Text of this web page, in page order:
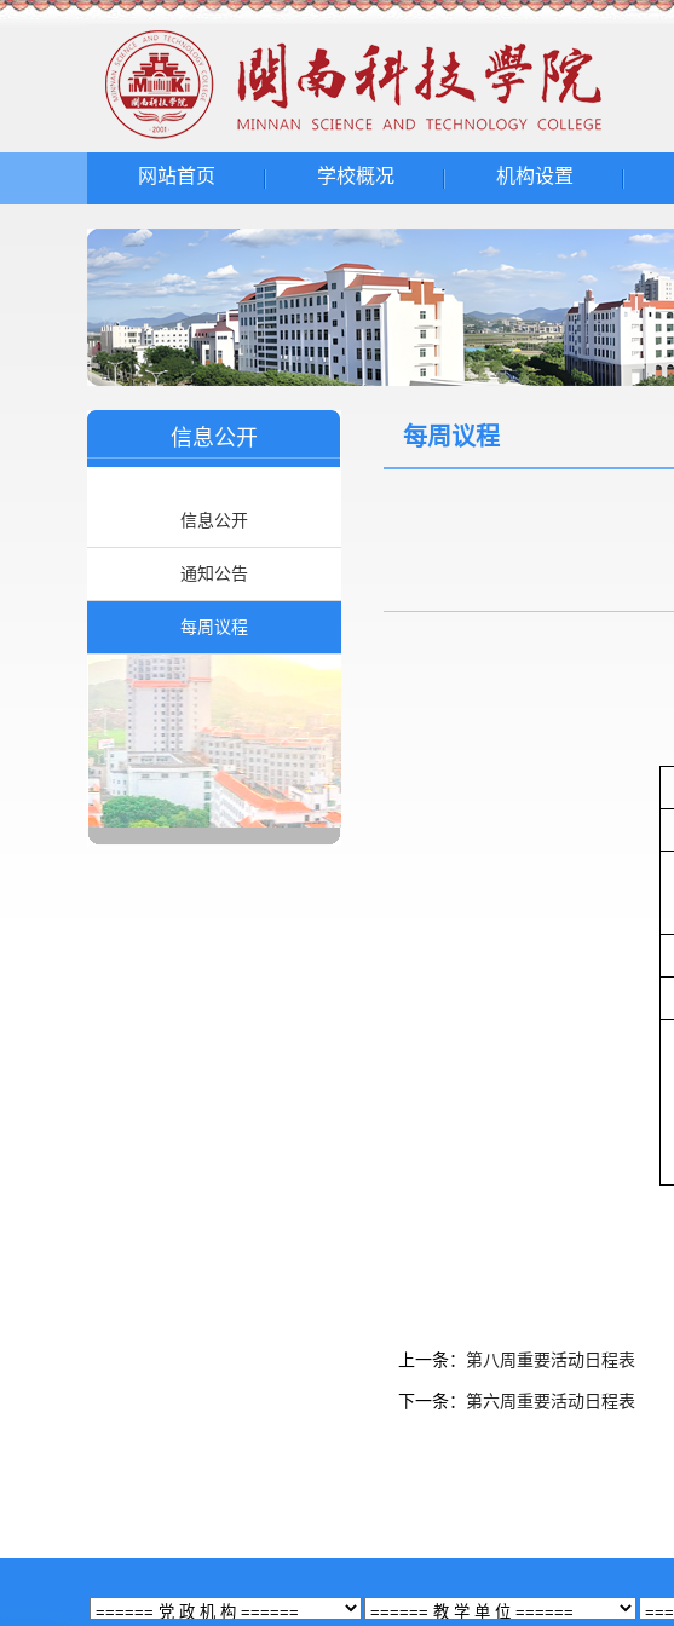
网站首页 学校概况 机构设置
信息公开
信息公开
通知公告
每周议程
每周议程
上一条： 第八周重要活动日程表
下一条： 第六周重要活动日程表